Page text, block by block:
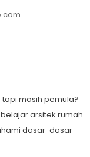
masih pemula?
arsitek rumah
dasar-dasar